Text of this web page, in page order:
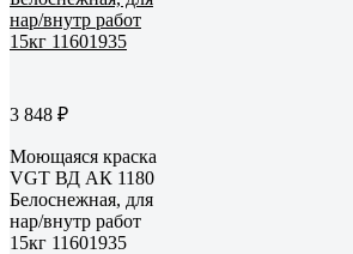
3 848 ₽
Моющаяся краска
VGT ВД АК 1180
Белоснежная, для
нар/внутр работ
15кг 11601935